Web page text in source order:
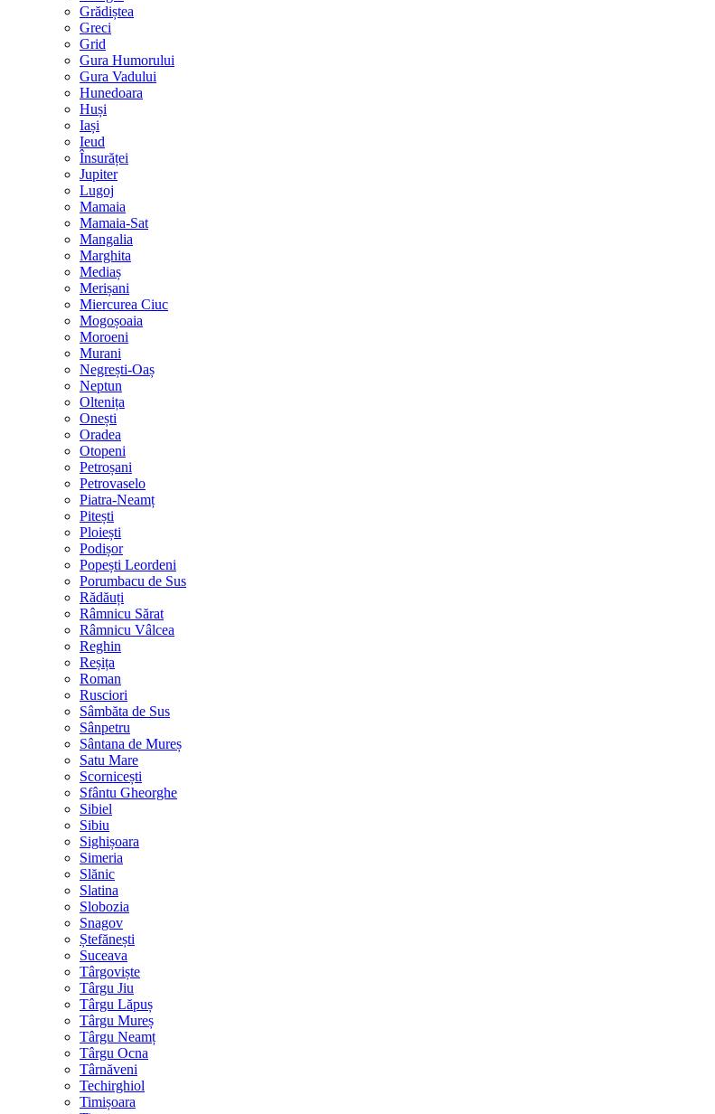
Grădiștea
Greci
Grid
Gura Humorului
Gura Vadului
Hunedoara
Huși
Iași
Ieud
Însurăței
Jupiter
Lugoj
Mamaia
Mamaia-Sat
Mangalia
Marghita
Mediaș
Merișani
Miercurea Ciuc
Mogoșoaia
Moroeni
Murani
Negrești-Oaș
Neptun
Oltenița
Onești
Oradea
Otopeni
Petroșani
Petrovaselo
Piatra-Neamț
Pitești
Ploiești
Podișor
Popești Leordeni
Porumbacu de Sus
Rădăuți
Râmnicu Sărat
Râmnicu Vâlcea
Reghin
Reșița
Roman
Rusciori
Sâmbăta de Sus
Sânpetru
Sântana de Mureș
Satu Mare
Scornicești
Sfântu Gheorghe
Sibiel
Sibiu
Sighișoara
Simeria
Slănic
Slatina
Slobozia
Snagov
Ștefănești
Suceava
Târgoviște
Târgu Jiu
Târgu Lăpuș
Târgu Mureș
Târgu Neamț
Târgu Ocna
Târnăveni
Techirghiol
Timișoara